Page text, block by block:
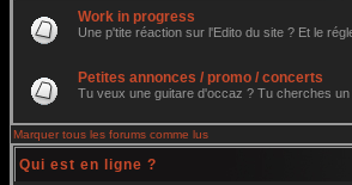
Work in progress
Une p'tite réaction sur l'Edito du site ? Et le
Petites annonces / promo / concerts
Tu veux une guitare d'occaz ? Tu cherches
Marquer tous les forums comme lus
Qui est en ligne ?